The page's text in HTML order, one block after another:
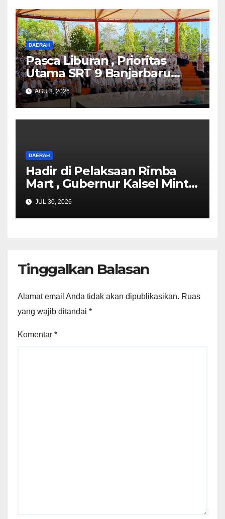
DAERAH
Pasca Liburan , Prioritas
Utama SRT 9 Banjarbaru
Mengembalikan
Kenyamanan Siswa Terhadap
Pola Kehidupan Berasrama
AGU 3, 2026
DAERAH
Hadir di Pelaksaan Rimba
Mart , Gubernur Kalsel Minta
Program Tukar Sampah
dengan Sembako dipantau
dengan Baik
JUL 30, 2026
Tinggalkan Balasan
Alamat email Anda tidak akan dipublikasikan. Ruas
yang wajib ditandai *
Komentar *